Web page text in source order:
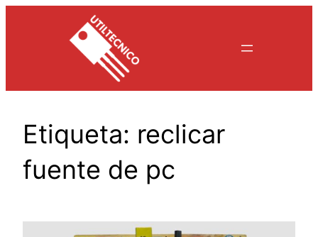
Etiqueta: reclicar
fuente de pc